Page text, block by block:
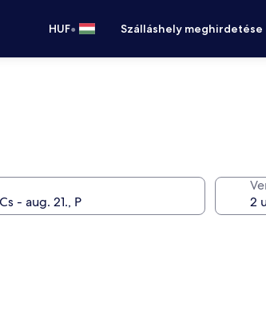
HUF• Szálláshely meghirdetése